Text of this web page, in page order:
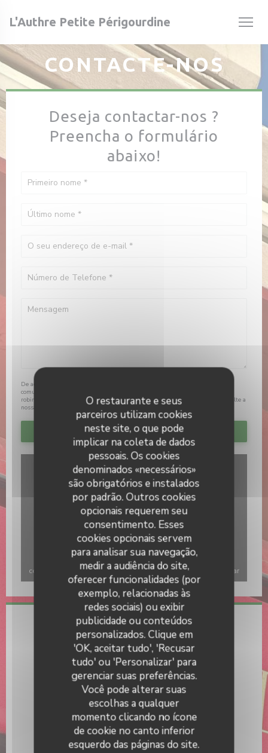
O restaurante e seus
parceiros utilizam cookies
neste site, o que pode
implicar na coleta de dados
pessoais. Os cookies
denominados «necessários»
são obrigatórios e instalados
por padrão. Outros cookies
opcionais requerem seu
consentimento. Esses
cookies opcionais servem
para analisar sua navegação,
medir a audiência do site,
oferecer funcionalidades (por
exemplo, relacionadas às
redes sociais) ou exibir
publicidade ou conteúdos
personalizados. Clique em
'OK, aceitar tudo', 'Recusar
tudo' ou 'Personalizar' para
gerenciar suas preferências.
Você pode alterar suas
escolhas a qualquer
momento clicando no ícone
de cookie no canto inferior
esquerdo das páginas do site.
L'Authre Petite Périgourdine
CONTACTE-NOS
Deseja contactar-nos ?
Preencha o formulário
abaixo!
De acordo com a legislação de proteção de dados, tem o direito de se opor a
comunicações de marketing. Pode registar-se na Lista Robinson através de
robinson.pt
. Para mais informações sobre o tratamento dos seus dados, consulte a
nossa
Para exibir o mapa interativo do Waze, você deve aceitar os
cookies do Waze Map (Google). Esses cookies podem coletar
dados de navegação e localização.
Autorizar
Informações gerais
Culinária
produtos frescos, Caseiro
Serviços
Esplanada
Métodos de pagamento
Cheques de férias digitais, Títulos de restaurante,
Dinheiro, Cheques de férias, American Express
L'Authre Petite Périgourdine